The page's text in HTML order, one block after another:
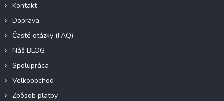
Kontakt
Doprava
Časté otázky (FAQ)
Náš BLOG
Spolupráca
Velkoobchod
Zpôsob platby